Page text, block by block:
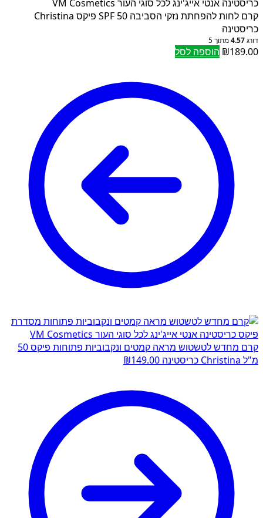
קרם לחות להפחתת נזקי הסביבה SPF 50 פיקס Christina
כריסטינה
דורג4.57מתוך 5
₪189.00 הוספה לסל
קרם מחדש לטשטוש מראה קמטים ונקבוביות פתוחות פיקס 50
מ"ל Christina כריסטינה
₪149.00